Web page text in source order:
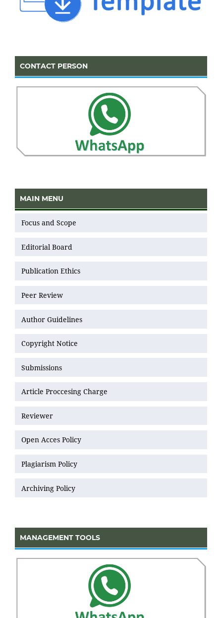
CONTACT PERSON
MAIN MENU
Focus and Scope
Editorial Board
Publication Ethics
Peer Review
Author Guidelines
Copyright Notice
Submissions
Article Proccesing Charge
Reviewer
Open Acces Policy
Plagiarism Policy
Archiving Policy
MANAGEMENT TOOLS